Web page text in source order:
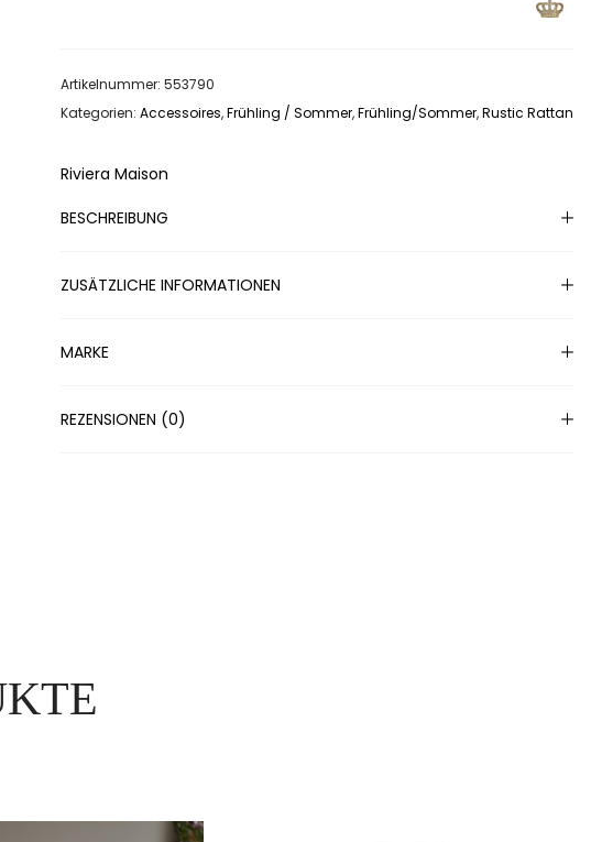
Artikelnummer: 553790
Kategorien: Accessoires,Frühling / Sommer,Frühling/Sommer,Rustic Rattan
Riviera Maison
BESCHREIBUNG
ZUSÄTZLICHE INFORMATIONEN
MARKE
REZENSIONEN (0)